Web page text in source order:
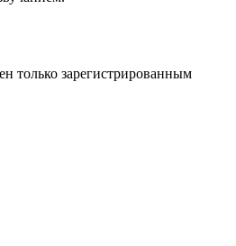
только зарегистрированным